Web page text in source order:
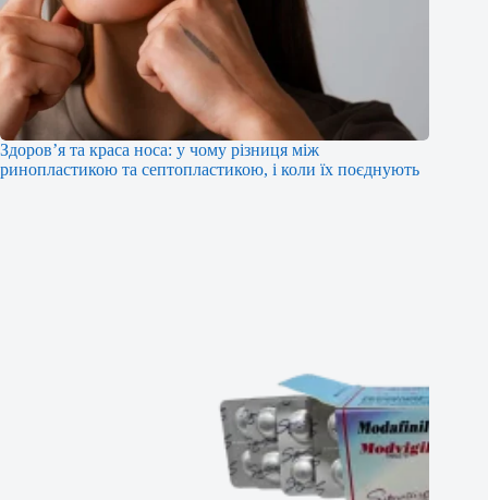
Здоров’я та краса носа: у чому різниця між
ринопластикою та септопластикою, і коли їх поєднують